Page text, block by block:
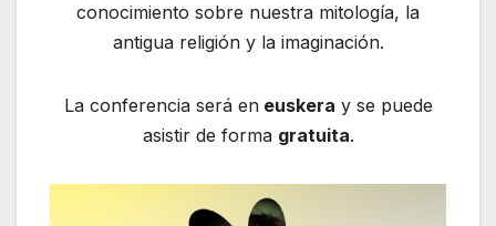
conocimiento sobre nuestra mitología, la
antigua religión y la imaginación.
La conferencia será eneuskera y se puede
asistir de forma gratuita.